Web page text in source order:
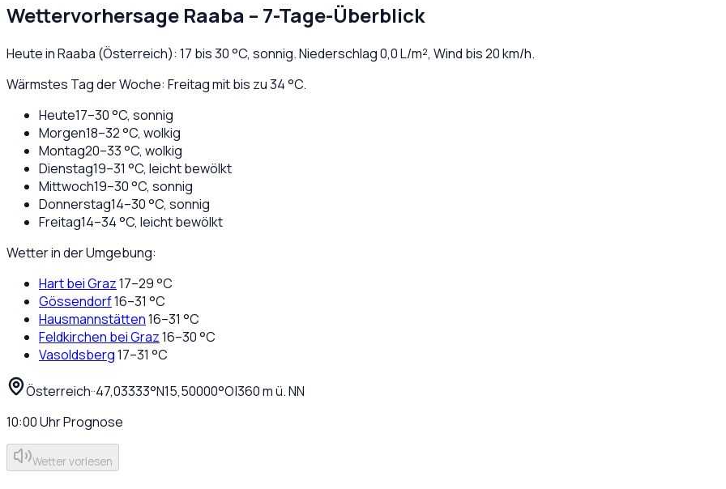
Wettervorhersage Raaba – 7-Tage-Überblick
Heute inRaaba (Österreich): 17 bis30°C, sonnig. Niederschlag0,0L/m², Wind bis20km/h.
Wärmstes Tag der Woche: Freitag mit bis zu 34 °C.
Heute17–30°C, sonnig
Morgen18–32°C, wolkig
Montag20–33°C, wolkig
Dienstag19–31 °C, leicht bewölkt
Mittwoch19–30°C, sonnig
Donnerstag14–30°C, sonnig
Freitag14–34°C, leicht bewölkt
Wetter in der Umgebung:
Hart bei Graz17–29°C
Gössendorf16–31 °C
Hausmannstätten16–31 °C
Feldkirchen bei Graz16–30°C
Vasoldsberg17–31 °C
Österreich··47,03333°N15,50000°O|360m ü. NN
10:00UhrPrognose
Wetter vorlesen